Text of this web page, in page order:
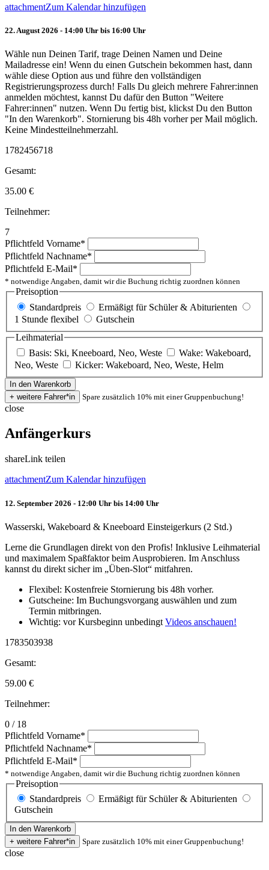
attachmentZum Kalendar hinzufügen
22. August 2026 - 14:00 Uhr bis 16:00 Uhr
Wähle nun Deinen Tarif, trage Deinen Namen und Deine
Mailadresse ein! Wenn du einen Gutschein bekommen hast, dann
wähle diese Option aus und führe den vollständigen
Registrierungsprozess durch! Falls Du gleich mehrere Fahrer:innen
anmelden möchtest, kannst Du dafür den Button "Weitere
Fahrer:innen" nutzen. Wenn Du fertig bist, klickst Du den Button
"In den Warenkorb". Stornierung bis 48h vorher per Mail möglich.
Keine Mindestteilnehmerzahl.
1782456718
Gesamt:
35.00 €
Teilnehmer:
7
Pflichtfeld Vorname*
Pflichtfeld Nachname*
Pflichtfeld E-Mail*
* notwendige Angaben, damit wir die Buchung richtig zuordnen können
Preisoption
Standardpreis
Ermäßigt für Schüler & Abiturienten
1 Stunde flexibel
Gutschein
Leihmaterial
Basis: Ski, Kneeboard, Neo, Weste
Wake: Wakeboard,
Neo, Weste
Kicker: Wakeboard, Neo, Weste, Helm
Spare zusätzlich 10% mit einer Gruppenbuchung!
close
Anfängerkurs
shareLink teilen
attachmentZum Kalendar hinzufügen
12. September 2026 - 12:00 Uhr bis 14:00 Uhr
Wasserski, Wakeboard & Kneeboard Einsteigerkurs (2 Std.)
Lerne die Grundlagen direkt von den Profis! Inklusive Leihmaterial
und maximalem Spaßfaktor beim Ausprobieren. Im Anschluss
kannst du direkt sicher im „Üben-Slot“ mitfahren.
Flexibel: Kostenfreie Stornierung bis 48h vorher.
Gutscheine: Im Buchungsvorgang auswählen und zum
Termin mitbringen.
Wichtig: vor Kursbeginn unbedingt Videos anschauen!
1783503938
Gesamt:
59.00 €
Teilnehmer:
0 / 18
Pflichtfeld Vorname*
Pflichtfeld Nachname*
Pflichtfeld E-Mail*
* notwendige Angaben, damit wir die Buchung richtig zuordnen können
Preisoption
Standardpreis
Ermäßigt für Schüler & Abiturienten
Gutschein
Spare zusätzlich 10% mit einer Gruppenbuchung!
close